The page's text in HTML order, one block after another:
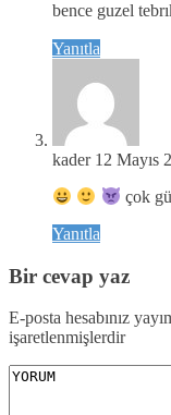
bence guzel
Yanıtla
kader 12 Mayıs
çok
Yanıtla
Bir cevap yaz
E-posta hesabınız
işaretlenmişlerdir